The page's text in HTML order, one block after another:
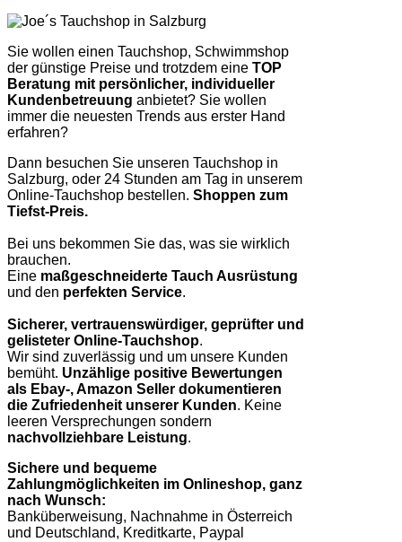
Sie wollen einen Tauchshop, Schwimmshop
der günstige Preise und trotzdem eine TOP
Beratung mit persönlicher, individueller
Kundenbetreuung anbietet? Sie wollen
immer die neuesten Trends aus erster Hand
erfahren?
Dann besuchen Sie unseren Tauchshop in
Salzburg, oder 24 Stunden am Tag in unserem
Online-Tauchshop bestellen. Shoppen zum
Tiefst-Preis.
Bei uns bekommen Sie das, was sie wirklich
brauchen.
Eine maßgeschneiderte Tauch Ausrüstung
und den perfekten Service.
Sicherer, vertrauenswürdiger, geprüfter und
gelisteter Online-Tauchshop.
Wir sind zuverlässig und um unsere Kunden
bemüht. Unzählige positive Bewertungen
als Ebay-, Amazon Seller dokumentieren
die Zufriedenheit unserer Kunden. Keine
leeren Versprechungen sondern
nachvollziehbare Leistung.
Sichere und bequeme
Zahlungmöglichkeiten im Onlineshop, ganz
nach Wunsch:
Banküberweisung, Nachnahme in Österreich
und Deutschland, Kreditkarte, Paypal